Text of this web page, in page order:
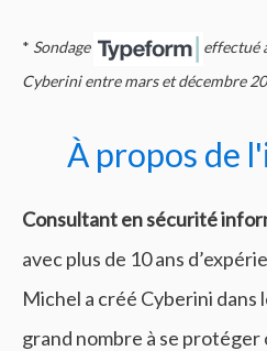
* Sondage effectué
Cyberini entre mars et décembre
À propos de
Consultant en sécurité
avec plus de 10 ans
Michel a créé Cyberini dans
grand nombre à se protéger